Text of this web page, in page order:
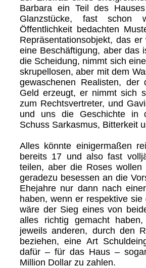
Barbara ein Teil des
Glanzstücke, fast schon
Öffentlichkeit bedachten
Repräsentationsobjekt, das
eine Beschäftigung, aber das
die Scheidung, nimmt sich
skrupellosen, aber mit dem
gewaschenen Realisten,
Geld erzeugt, er nimmt sich
zum Rechtsvertreter, und
und uns die Geschichte in
Schuss Sarkasmus, Bitterkeit
Alles könnte einigermaßen
bereits 17 und also fast
teilen, aber die Roses
geradezu besessen an die
Ehejahre nur dann nach
haben, wenn er respektive
wäre der Sieg eines von
alles richtig gemacht
jeweils anderen, durch den
beziehen, eine Art
dafür – für das Haus –
Million Dollar zu zahlen.